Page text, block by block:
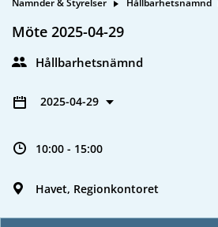
Möte 2025-04-29
Hållbarhetsnämnd
2025-04-29
10:00 - 15:00
Havet, Regionkontoret